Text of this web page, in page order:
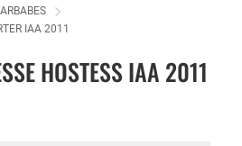
IAA 2011
HOSTESS IAA 2011